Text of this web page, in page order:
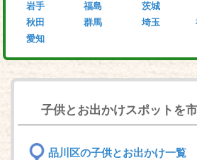
岩手
秋田
愛知
福島
群馬
茨城
埼玉
子供とお出かけスポットを
品川区の子供とお出かけ一覧